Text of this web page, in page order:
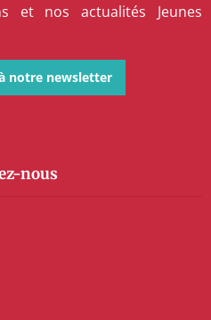
et nos actualités Jeunes
notre newsletter
nous